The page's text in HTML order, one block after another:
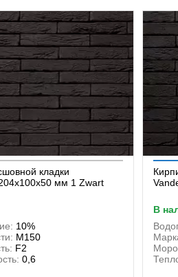
кладки
мм 1 Zwart
10%
М150
F2
0,6
в